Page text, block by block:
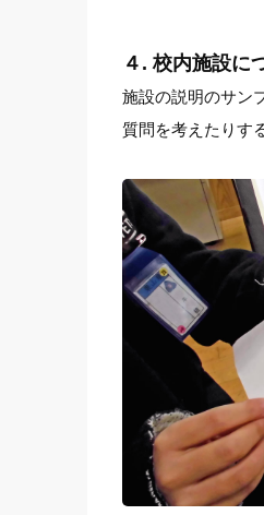
４. 校内施設に
施設の説明のサン
質問を考えたりす